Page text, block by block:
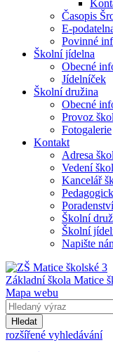
Časopis
E-
Povinné
Školní jídelna
Obecné
Jídelníček
Školní družina
Obecné
Provoz
Fotogalerie
Kontakt
Adresa
Vedení
Kancelář
Poradenství
Školní
Školní
Napište
Základní škola Matice
Mapa webu
Hledat
rozšířené vyhledávání